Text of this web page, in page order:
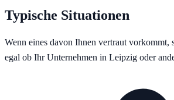
Typische Situationen
Wenn eines davon Ihnen vertraut
egal ob Ihr Unternehmen in Leipzig oder